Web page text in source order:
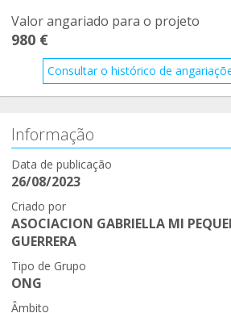
Valor angariado para o projeto
980 €
Consultar o histórico de
Informação
Data de publicação
26/08/2023
Criado por
ASOCIACION GABRIELLA MI
GUERRERA
Tipo de Grupo
ONG
Âmbito